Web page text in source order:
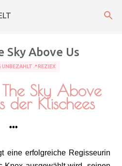
Hauptbereich
Sky Above Us
UNBEZAHLT📍REZIEX
The Sky Above
der Klischees
•••
eine erfolgreiche Regisseurin